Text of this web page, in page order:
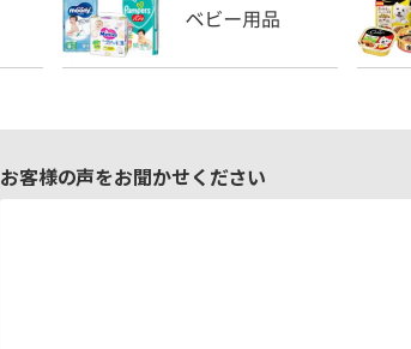
お客様の声をお聞かせください